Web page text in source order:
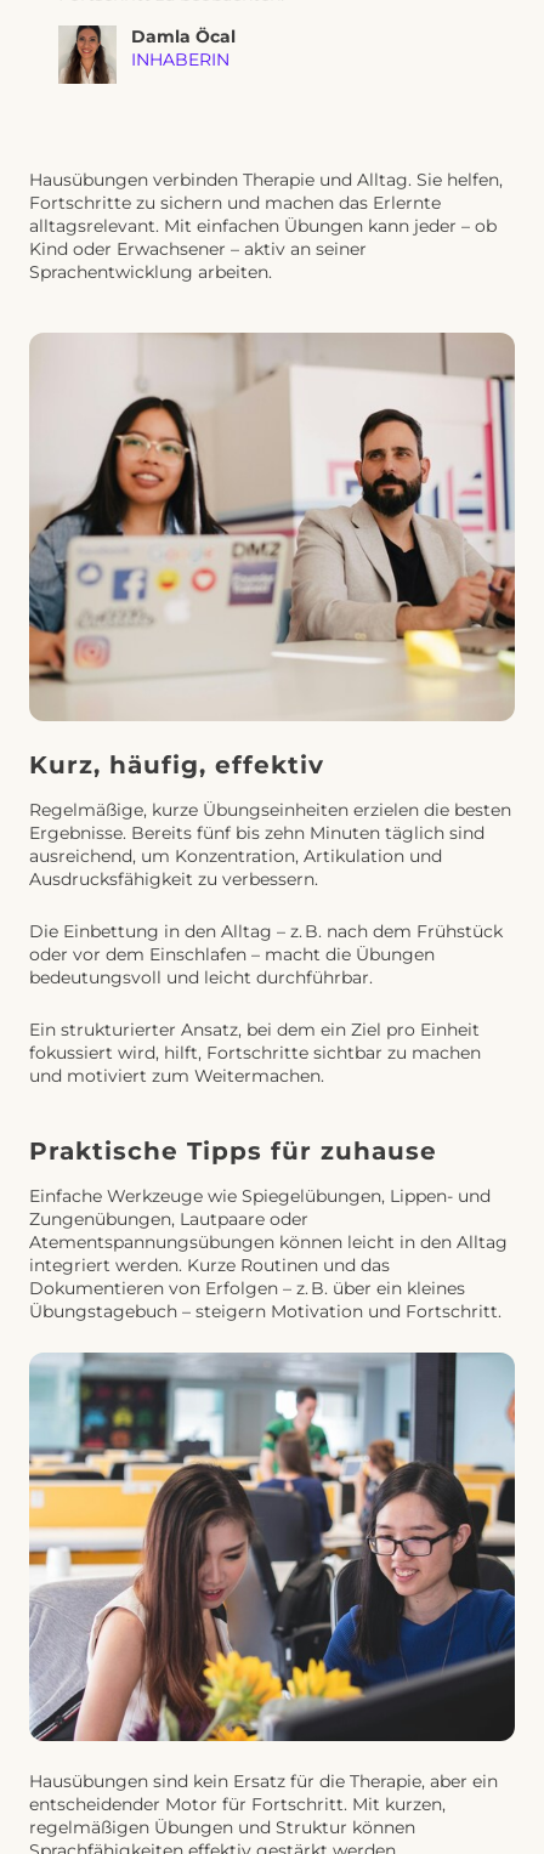
Damla Öcal
INHABERIN
Hausübungen verbinden Therapie und Alltag. Sie helfen,
Fortschritte zu sichern und machen das Erlernte
alltagsrelevant. Mit einfachen Übungen kann jeder – ob
Kind oder Erwachsener – aktiv an seiner
Sprachentwicklung arbeiten.
Kurz, häufig, effektiv
Regelmäßige, kurze Übungseinheiten erzielen die besten
Ergebnisse. Bereits fünf bis zehn Minuten täglich sind
ausreichend, um Konzentration, Artikulation und
Ausdrucksfähigkeit zu verbessern.
Die Einbettung in den Alltag – z. B. nach dem Frühstück
oder vor dem Einschlafen – macht die Übungen
bedeutungsvoll und leicht durchführbar.
Ein strukturierter Ansatz, bei dem ein Ziel pro Einheit
fokussiert wird, hilft, Fortschritte sichtbar zu machen
und motiviert zum Weitermachen.
Praktische Tipps für zuhause
Einfache Werkzeuge wie Spiegelübungen, Lippen- und
Zungenübungen, Lautpaare oder
Atementspannungsübungen können leicht in den Alltag
integriert werden. Kurze Routinen und das
Dokumentieren von Erfolgen – z. B. über ein kleines
Übungstagebuch – steigern Motivation und Fortschritt.
Hausübungen sind kein Ersatz für die Therapie, aber ein
entscheidender Motor für Fortschritt. Mit kurzen,
regelmäßigen Übungen und Struktur können